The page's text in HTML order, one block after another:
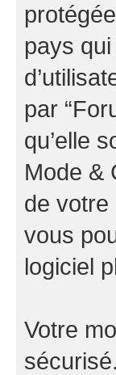
pays
par
qu’elle
Mode &
de votre
vous
logiciel
Votre